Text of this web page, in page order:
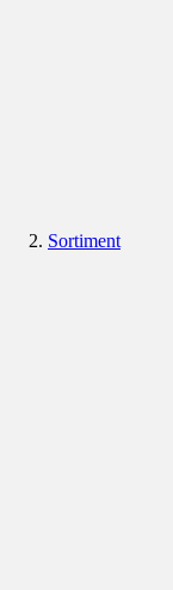
Sortiment